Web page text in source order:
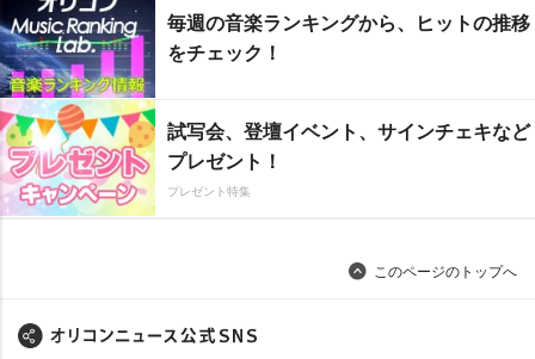
毎週の音楽ランキングから、ヒットの推移
をチェック！
試写会、登壇イベント、サインチェキなど
プレゼント！
プレゼント特集
このページのトップへ